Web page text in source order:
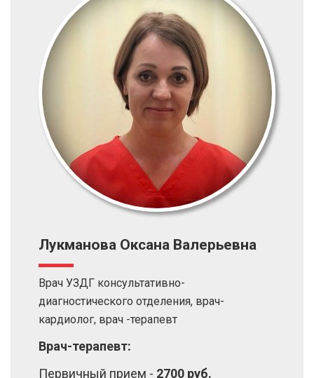
Лукманова Оксана Валерьевна
Врач УЗДГ консультативно-
диагностического отделения, врач-
кардиолог, врач -терапевт
Врач-терапевт:
Первичный прием - 2700 руб.